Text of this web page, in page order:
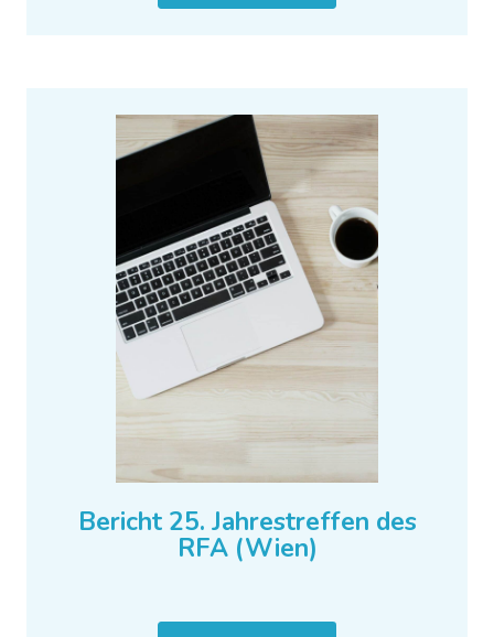
Bericht 25. Jahrestreffen des
RFA (Wien)